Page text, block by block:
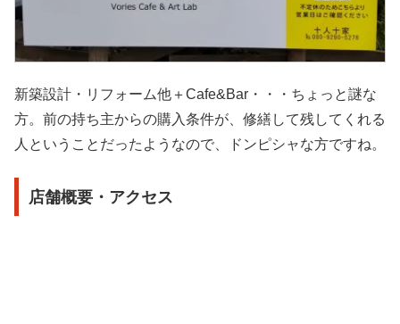
新築設計・リフォーム他＋Cafe&Bar・・・ちょっと謎な
方。前の持ち主からの購入条件が、修繕して残してくれる
人ということだったようなので、ドンピシャな方ですね。
店舗概要・アクセス